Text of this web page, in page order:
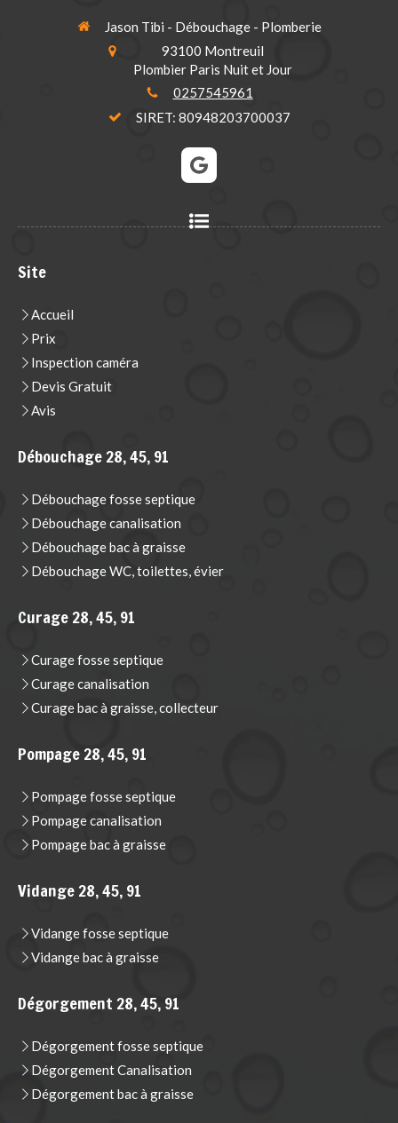
Jason Tibi - Débouchage - Plomberie
93100 Montreuil
Plombier Paris Nuit et Jour
0257545961
SIRET: 80948203700037
Site
Accueil
Prix
Inspection caméra
Devis Gratuit
Avis
Débouchage 28, 45, 91
Débouchage fosse septique
Débouchage canalisation
Débouchage bac à graisse
Débouchage WC, toilettes, évier
Curage 28, 45, 91
Curage fosse septique
Curage canalisation
Curage bac à graisse, collecteur
Pompage 28, 45, 91
Pompage fosse septique
Pompage canalisation
Pompage bac à graisse
Vidange 28, 45, 91
Vidange fosse septique
Vidange bac à graisse
Dégorgement 28, 45, 91
Dégorgement fosse septique
Dégorgement Canalisation
Dégorgement bac à graisse